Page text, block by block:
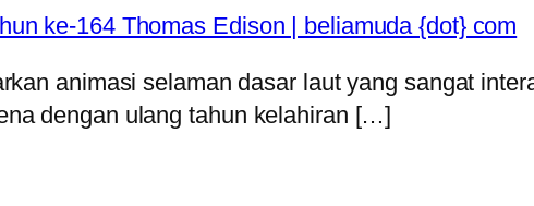
ke-164 Thomas Edison | beliamuda {dot} com
animasi selaman dasar laut yang sangat
dengan ulang tahun kelahiran […]